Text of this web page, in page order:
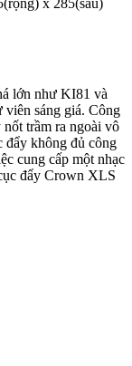
x 285(sâu)
lớn như KI81 và
sáng giá. Công
trầm ra ngoài vô
đẩy không đủ công
cung cấp một nhạc
đẩy Crown XLS